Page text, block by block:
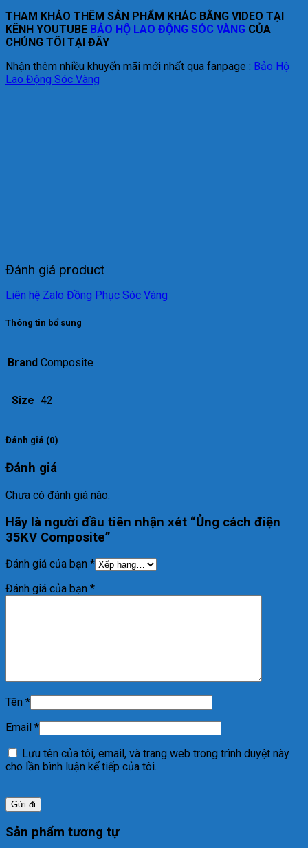
THAM KHẢO THÊM SẢN PHẨM KHÁC BẰNG VIDEO TẠI
KÊNH YOUTUBE BẢO HỘ LAO ĐỘNG SÓC VÀNG CỦA
CHÚNG TÔI TẠI ĐÂY
Nhận thêm nhiều khuyến mãi mới nhất qua fanpage : Bảo Hộ
Lao Động Sóc Vàng
Đánh giá product
Liên hệ Zalo Đồng Phục Sóc Vàng
Thông tin bổ sung
Brand Composite
Size 42
Đánh giá (0)
Đánh giá
Chưa có đánh giá nào.
Hãy là người đầu tiên nhận xét “Ủng cách điện
35KV Composite”
Đánh giá của bạn *
Đánh giá của bạn *
Tên *
Email *
Lưu tên của tôi, email, và trang web trong trình duyệt này
cho lần bình luận kế tiếp của tôi.
Sản phẩm tương tự